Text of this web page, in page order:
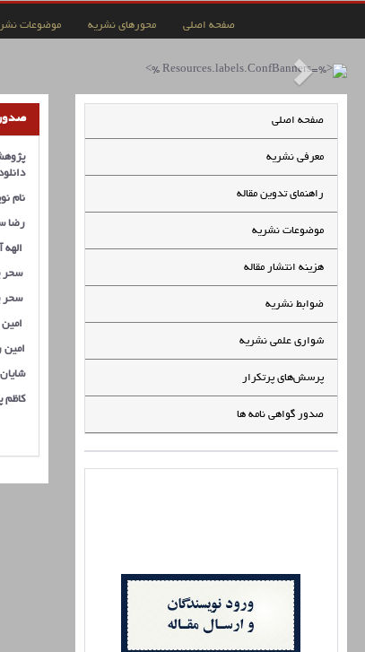
صفحه اصلی محورهای نشریه موضوعات
صفحه اصلی
معرفی نشریه
راهنمای تدوین مقاله
موضوعات نشریه
هزینه انتشار مقاله
ضوابط نشریه
شواری علمی نشریه
پرسش‌های پرتکرار
صدور گواهی نامه ها
نام
رضا
الهه
سحر
سحر
امین
کاظم